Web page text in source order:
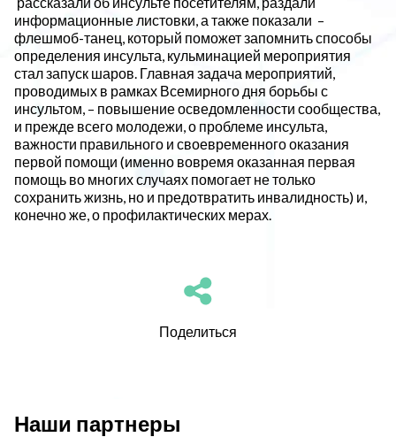
информационные листовки, а также показали –
флешмоб-танец, который поможет запомнить способы
определения инсульта, кульминацией мероприятия
стал запуск шаров. Главная задача мероприятий,
проводимых в рамках Всемирного дня борьбы с
инсультом, – повышение осведомленности сообщества,
и прежде всего молодежи, о проблеме инсульта,
важности правильного и своевременного оказания
первой помощи (именно вовремя оказанная первая
помощь во многих случаях помогает не только
сохранить жизнь, но и предотвратить инвалидность) и,
конечно же, о профилактических мерах.
Поделиться
Наши партнеры